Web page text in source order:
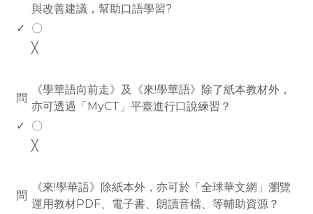
與改善建議，幫助口語學習?
✓
〇
╳
問
《學華語向前走》及《來!學華語》除了紙本教材外，
亦可透過「MyCT」平臺進行口說練習？
✓
〇
╳
問
《來!學華語》除紙本外，亦可於「全球華文網」瀏覽
運用教材PDF、電子書、朗讀音檔、等輔助資源？